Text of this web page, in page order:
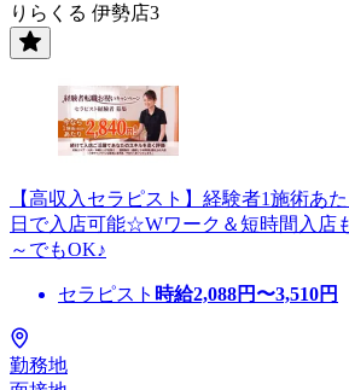
りらくる 伊勢店3
【高収入セラピスト】経験者1施術あ
日で入店可能☆Wワーク＆短時間入店
～でもOK♪
セラピスト 時給2,088円〜3,510円
勤務地